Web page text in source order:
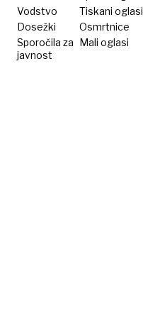
visokim
IQ
Vodstvo
Dosežki
Sporočila za
javnost
Tiskani oglasi
Osmrtnice
Mali oglasi